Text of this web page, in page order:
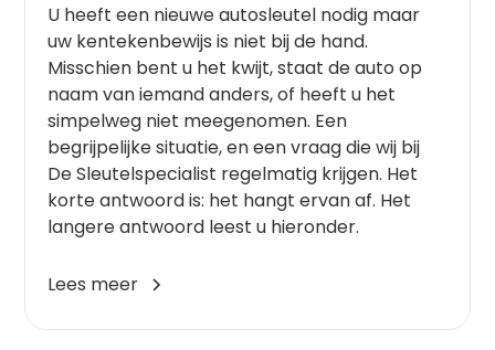
U heeft een nieuwe autosleutel nodig maar
uw kentekenbewijs is niet bij de hand.
Misschien bent u het kwijt, staat de auto op
naam van iemand anders, of heeft u het
simpelweg niet meegenomen. Een
begrijpelijke situatie, en een vraag die wij bij
De Sleutelspecialist regelmatig krijgen. Het
korte antwoord is: het hangt ervan af. Het
langere antwoord leest u hieronder.
Lees meer